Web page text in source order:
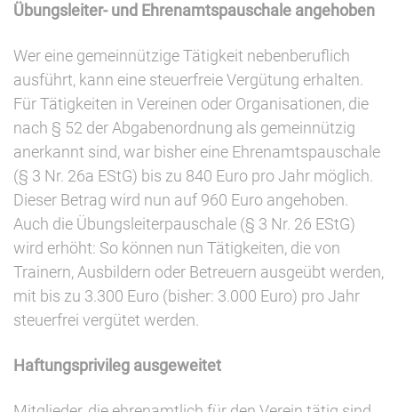
Übungsleiter- und Ehrenamtspauschale angehoben
Wer eine gemeinnützige Tätigkeit nebenberuflich
ausführt, kann eine steuerfreie Vergütung erhalten.
Für Tätigkeiten in Vereinen oder Organisationen, die
nach § 52 der Abgabenordnung als gemeinnützig
anerkannt sind, war bisher eine Ehrenamtspauschale
(§ 3 Nr. 26a EStG) bis zu 840 Euro pro Jahr möglich.
Dieser Betrag wird nun auf 960 Euro angehoben.
Auch die Übungsleiterpauschale (§ 3 Nr. 26 EStG)
wird erhöht: So können nun Tätigkeiten, die von
Trainern, Ausbildern oder Betreuern ausgeübt werden,
mit bis zu 3.300 Euro (bisher: 3.000 Euro) pro Jahr
steuerfrei vergütet werden.
Haftungsprivileg ausgeweitet